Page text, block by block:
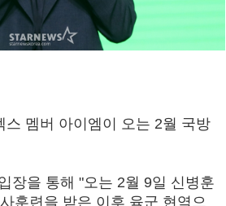
스 멤버 아이엠이 오는 2월 국방
장을 통해 "오는 2월 9일 신병훈
훈련을 받은 이후 육군 현역으